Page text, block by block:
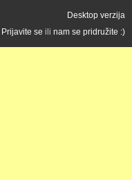
Desktop verzija
Prijavite se ili nam se pridružite :)